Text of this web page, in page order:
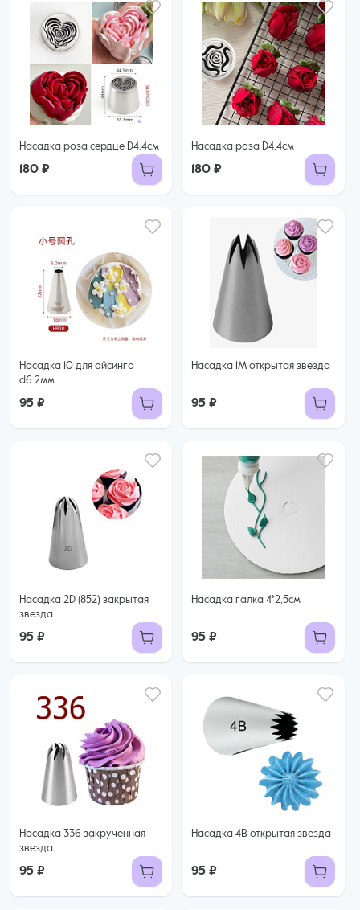
Насадка роза сердце D4.4см
180 ₽
Насадка роза D4.4см
180 ₽
Насадка 10 для айсинга
d6.2мм
95 ₽
Насадка 1М открытая звезда
95 ₽
Насадка 2D (852) закрытая
звезда
95 ₽
Насадка галка 4*2,5см
95 ₽
Насадка 336 закрученная
звезда
95 ₽
Насадка 4B открытая звезда
95 ₽